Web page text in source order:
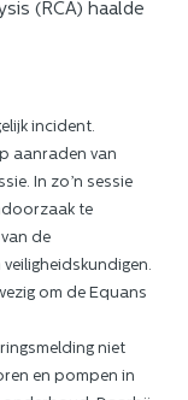
(RCA) haalde
incident.
aanraden van
In zo’n sessie
te
de
om de Equans
niet
en pompen in